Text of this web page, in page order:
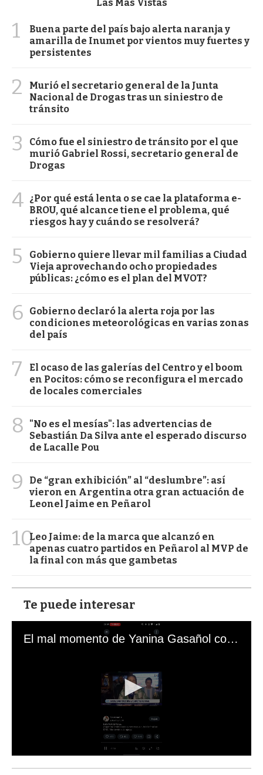
Las Más Vistas
1
Buena parte del país bajo alerta naranja y
amarilla de Inumet por vientos muy fuertes y
persistentes
2
Murió el secretario general de la Junta
Nacional de Drogas tras un siniestro de
tránsito
3
Cómo fue el siniestro de tránsito por el que
murió Gabriel Rossi, secretario general de
Drogas
4 ¿Por qué está lenta o se cae la plataforma e-
BROU, qué alcance tiene el problema, qué
riesgos hay y cuándo se resolverá?
5
Gobierno quiere llevar mil familias a Ciudad
Vieja aprovechando ocho propiedades
públicas: ¿cómo es el plan del MVOT?
6
Gobierno declaró la alerta roja por las
condiciones meteorológicas en varias zonas
del país
7
El ocaso de las galerías del Centro y el boom
en Pocitos: cómo se reconfigura el mercado
de locales comerciales
8
"No es el mesías": las advertencias de
Sebastián Da Silva ante el esperado discurso
de Lacalle Pou
9
De “gran exhibición” al “deslumbre”: así
vieron en Argentina otra gran actuación de
Leonel Jaime en Peñarol
10Leo Jaime: de la marca que alcanzó en
apenas cuatro partidos en Peñarol al MVP de
la final con más que gambetas
Te puede interesar
El mal momento de Yanina Gasañol con un hincha argentino en "Subrayado"
s